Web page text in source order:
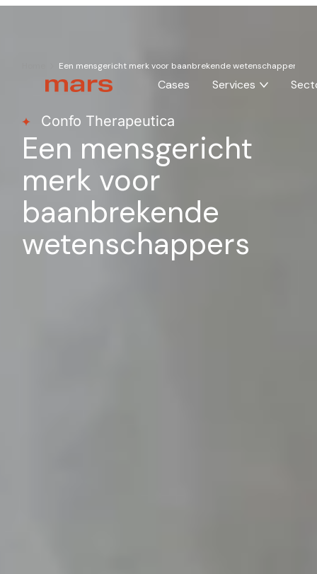
Cases Services
Een mensgericht merk voor baanbrekende wetenschappers
Confo Therapeutica
Een mensgericht
merk voor
baanbrekende
wetenschappers